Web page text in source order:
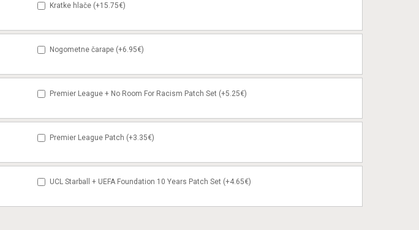
Kratke hlače (+15.75€)
Nogometne čarape (+6.95€)
Premier League + No Room For Racism Patch Set (+5.25€)
Premier League Patch (+3.35€)
UCL Starball + UEFA Foundation 10 Years Patch Set (+4.65€)